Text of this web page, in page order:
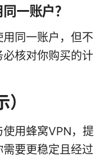
一账户？
同一账户，但不
核对你购买的计
用蜂窝VPN，提
要更稳定且经过